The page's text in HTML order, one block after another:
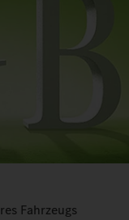
Fahrzeugs